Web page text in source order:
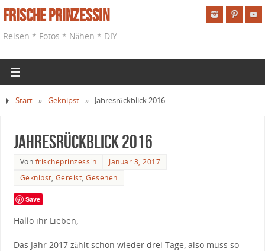
Frische Prinzessin
Reisen * Fotos * Nähen * DIY
Start » Geknipst » Jahresrückblick 2016
Jahresrückblick 2016
Von frischeprinzessin
Januar 3, 2017
Geknipst, Gereist,Gesehen
Save
Hallo ihr Lieben,
Das Jahr 2017 zählt schon wieder drei Tage, also muss so